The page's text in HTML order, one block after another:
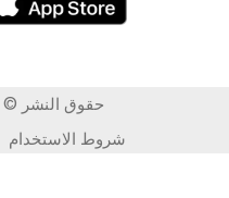
حقوق النشر © 2015-2026 كاسيتا
شروط الاستخدام